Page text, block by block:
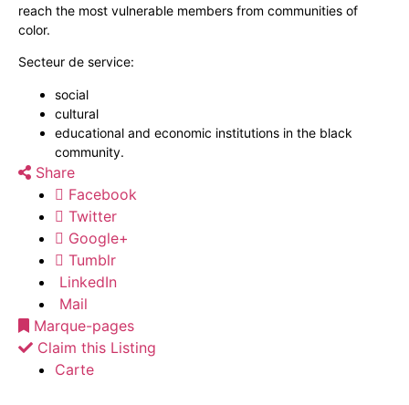
reach the most vulnerable members from communities of
color.
Secteur de service:
social
cultural
educational and economic institutions in the black
community.
Share
Facebook
Twitter
Google+
Tumblr
LinkedIn
Mail
Marque-pages
Claim this Listing
Carte